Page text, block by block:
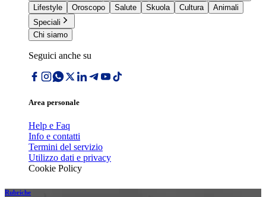
Lifestyle
Oroscopo Salute Skuola Cultura
Animali
Speciali
Chi siamo
Seguici anche su
Area personale
Help e Faq
Info e contatti
Termini del servizio
Utilizzo dati e privacy
Cookie Policy
Rubriche